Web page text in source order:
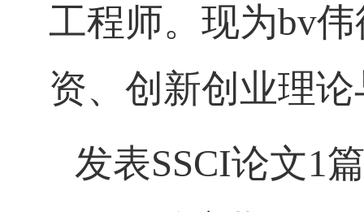
工程师。现为bv
资、创新创业理
发表SSCI论文1